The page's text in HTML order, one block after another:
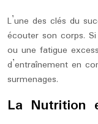
L’une des clés du
écouter son corps.
ou une fatigue
d’entraînement en
surmenages.
La Nutrition